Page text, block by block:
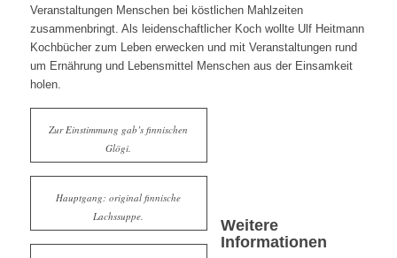
Veranstaltungen Menschen bei köstlichen Mahlzeiten
zusammenbringt. Als leidenschaftlicher Koch wollte Ulf Heitmann
Kochbücher zum Leben erwecken und mit Veranstaltungen rund
um Ernährung und Lebensmittel Menschen aus der Einsamkeit
holen.
Zur Einstimmung gab’s finnischen
Glögi.
Hauptgang: original finnische
Lachssuppe.
Weitere
Informationen